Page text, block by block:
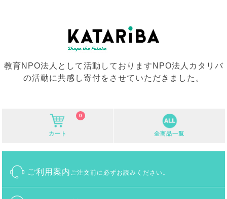
教育NPO法人として活動しておりますNPO法人カタリバ
の活動に共感し寄付をさせていただきました。
カート
0
全商品一覧
ご利用案内 ご注文前に必ずお読みください。